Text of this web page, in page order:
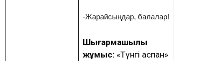
-Жарайсыңдар, балалар!
Шығармашылық
жұмыс: «Түнгі аспан»